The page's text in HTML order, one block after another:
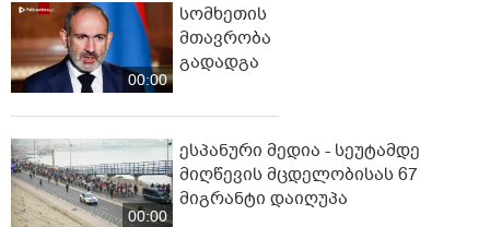
00:00
სომხეთის
მთავრობა
გადადგა
00:00
ესპანური მედია - სეუტამდე
მიღწევის მცდელობისას 67
მიგრანტი დაიღუპა